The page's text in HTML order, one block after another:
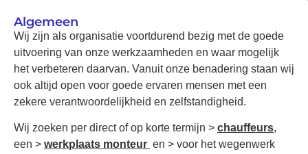
Algemeen
Wij zijn als organisatie voortdurend bezig met de goede
uitvoering van onze werkzaamheden en waar mogelijk
het verbeteren daarvan. Vanuit onze benadering staan wij
ook altijd open voor goede ervaren mensen met een
zekere verantwoordelijkheid en zelfstandigheid.
Wij zoeken per direct of op korte termijn > chauffeurs,
een > werkplaats monteur en > voor het wegenwerk